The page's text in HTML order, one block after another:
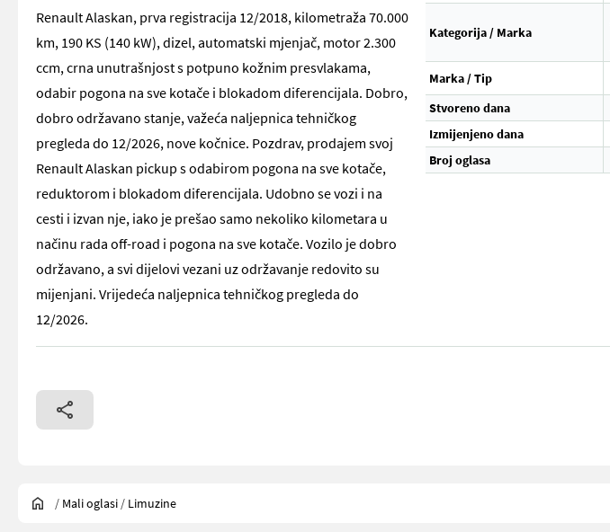
Renault Alaskan, prva registracija 12/2018, kilometraža 70.000
km, 190 KS (140 kW), dizel, automatski mjenjač, motor 2.300
ccm, crna unutrašnjost s potpuno kožnim presvlakama,
odabir pogona na sve kotače i blokadom diferencijala. Dobro,
dobro održavano stanje, važeća naljepnica tehničkog
pregleda do 12/2026, nove kočnice. Pozdrav, prodajem svoj
Renault Alaskan pickup s odabirom pogona na sve kotače,
reduktorom i blokadom diferencijala. Udobno se vozi i na
cesti i izvan nje, iako je prešao samo nekoliko kilometara u
načinu rada off-road i pogona na sve kotače. Vozilo je dobro
održavano, a svi dijelovi vezani uz održavanje redovito su
mijenjani. Vrijedeća naljepnica tehničkog pregleda do
12/2026.
Kategorija / Marka
Marka / Tip
Stvoreno dana
Izmijenjeno dana
Broj oglasa
/ Mali oglasi / Limuzine